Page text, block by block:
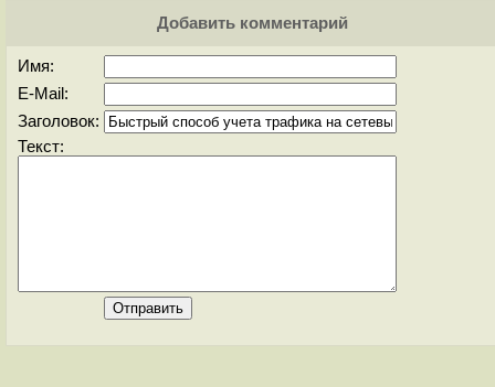
Добавить комментарий
Имя:
E-Mail:
Заголовок:
Текст: